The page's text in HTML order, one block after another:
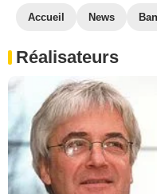
Accueil News
Réalisateurs